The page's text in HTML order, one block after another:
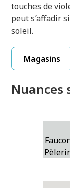
touches de
peut s’affadir
soleil.
Magasins
Nuances